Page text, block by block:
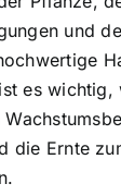
und
es wichtig,
die Ernte